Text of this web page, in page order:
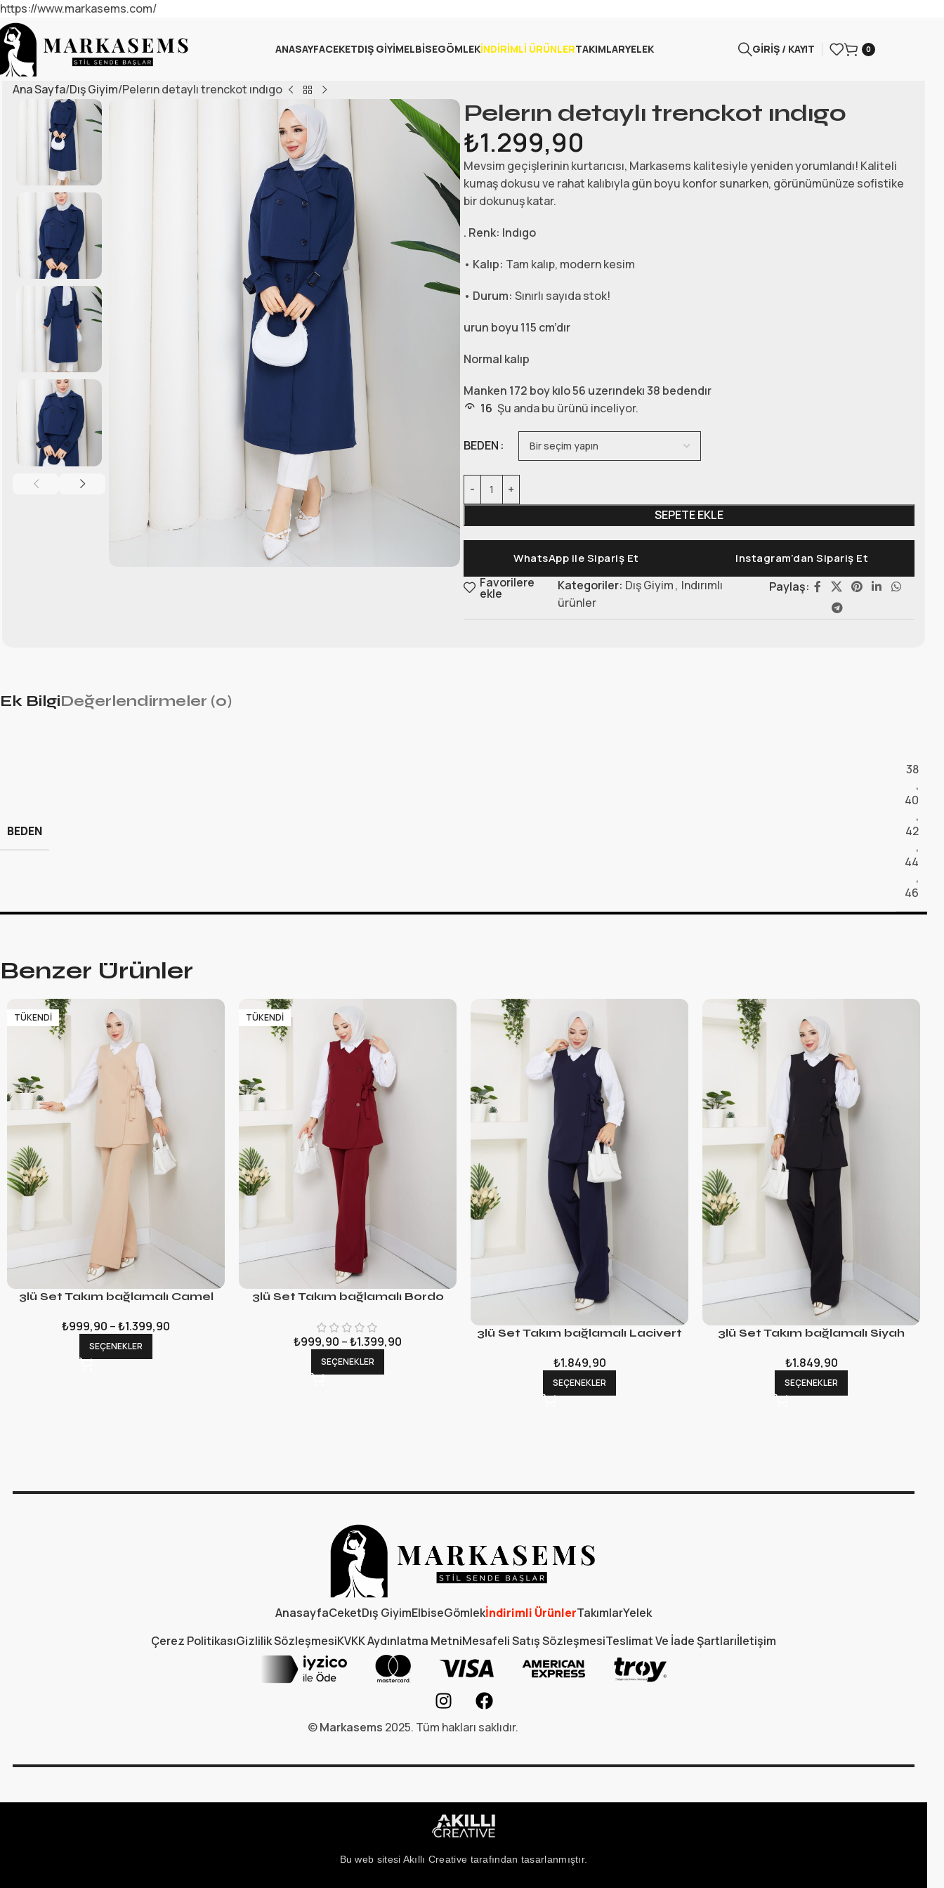
https://www.markasems.com/
ANASAYFACEKETDIŞ GIYIMELBISEGÖMLEKİNDIRIMLI ÜRÜNLERTAKIMLARYELEK GIRIŞ / KAYIT 0
Ana Sayfa Dış Giyim Pelerın detaylı trenckot ındıgo
Pelerın detaylı trenckot ındıgo
₺1.299,90
Mevsim geçişlerinin kurtarıcısı, Markasems kalitesiyle yeniden yorumlandı! Kaliteli
kumaş dokusu ve rahat kalıbıyla gün boyu konfor sunarken, görünümünüze sofistike
bir dokunuş katar.
. Renk: Indıgo
• Kalıp: Tam kalıp, modern kesim
• Durum: Sınırlı sayıda stok!
urun boyu 115 cm’dır
Normal kalıp
Manken 172 boy kılo 56 uzerındekı 38 bedendır
16 Şu anda bu ürünü inceliyor.
BEDEN
SEPETE EKLE
WhatsApp ile Sipariş Et Instagram’dan Sipariş Et
Favorilere
ekle
Kategoriler: Dış Giyim, Indırımlı
ürünler
Paylaş:
Ek BilgiDeğerlendirmeler (0)
BEDEN
38
,
40
,
42
,
44
,
46
Benzer Ürünler
TÜKENDI
3lü Set Takım bağlamalı Camel
₺999,90 –₺1.399,90
SEÇENEKLER
TÜKENDI
3lü Set Takım bağlamalı Bordo
₺999,90 –₺1.399,90
SEÇENEKLER
3lü Set Takım bağlamalı Lacivert
₺1.849,90
SEÇENEKLER
3lü Set Takım bağlamalı Siyah
₺1.849,90
SEÇENEKLER
AnasayfaCeketDış GiyimElbiseGömlekİndirimli ÜrünlerTakımlarYelek
Çerez PolitikasıGizlilik SözleşmesiKVKK Aydınlatma MetniMesafeli Satış SözleşmesiTeslimat Ve İade Şartlarıİletişim
©Markasems 2025. Tüm hakları saklıdır.
Bu web sitesi Akıllı Creative tarafından tasarlanmıştır.